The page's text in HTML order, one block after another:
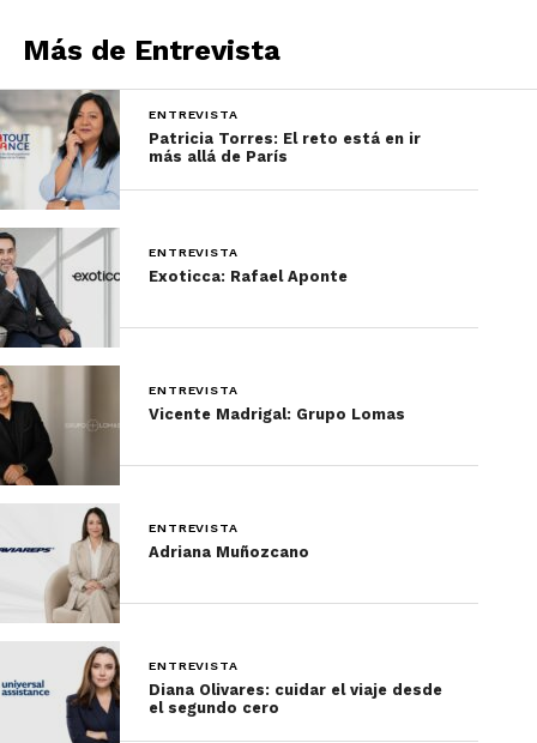
descubrimiento para el
viajero mexicano.”
TR: ¿Cómo nace SISO
Travel Group?
Travel Group en 2013
con la idea de acercar la
Ruta de la Seda y el
Cáucaso al mercado
internacional.”
Hoy contamos con oficinas propias en:
Azerbaiyán
Uzbekistán
Más de Entrevista
ENTREVISTA
Patricia Torres: El reto está en ir
más allá de París
ENTREVISTA
Exoticca: Rafael Aponte
ENTREVISTA
Vicente Madrigal: Grupo Lomas
ENTREVISTA
Adriana Muñozcano
ENTREVISTA
Diana Olivares: cuidar el viaje desde
el segundo cero